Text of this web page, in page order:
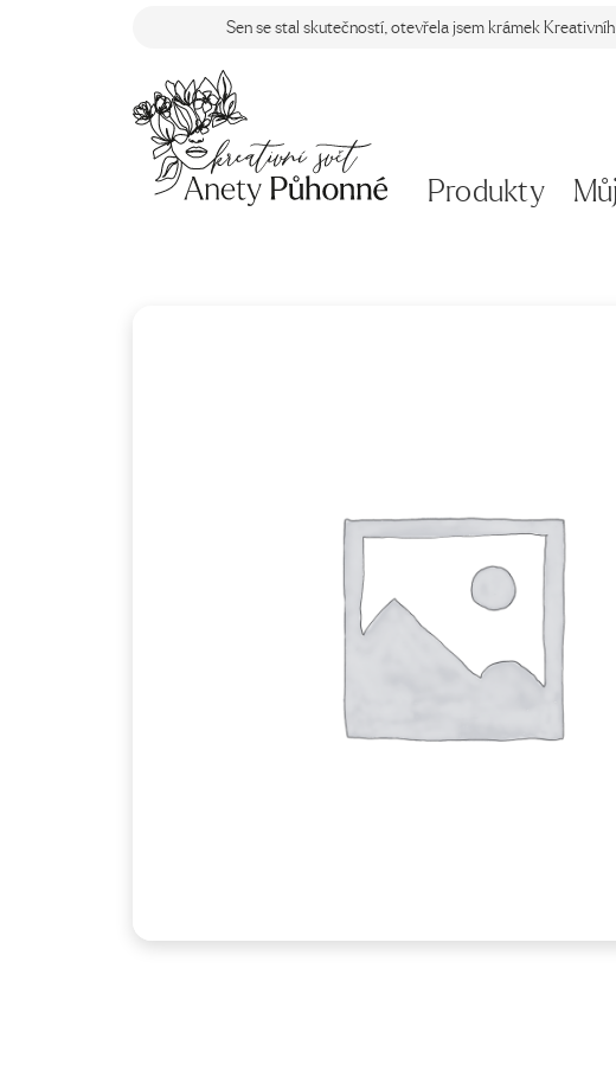
Sen se stal skutečností, otevřela jsem krámek
Produkty